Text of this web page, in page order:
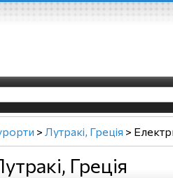
> Лутракі, Греція >
Греція